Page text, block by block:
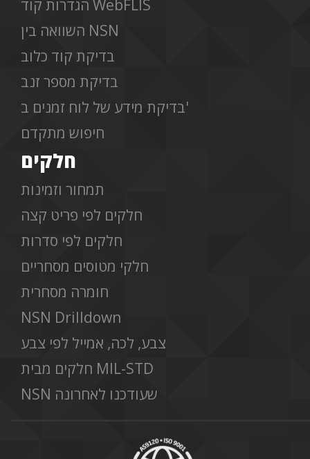
הגדרות קוד WebFLIS
השוואה בין NSN
בדיקת קוד כלוב
בדיקת מספר זנב
בדיקת מידע של לוח זמנים ב'
חיפוש מתקדם
חלקים
תמחור וזמינות
חלקים לפי פריט קצה
חלקים לפי סדרות
חלקי מטוסים מסחריים
חומרה מסחרית
NSN Drilldown
צבע, לכה, אמייל לפי צבע
חלקים מבית MIL-STD
NSN שעודכנו לאחרונה